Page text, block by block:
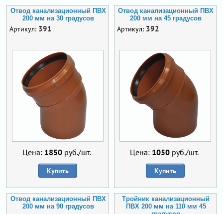
Отвод канализационный ПВХ
200 мм на 30 градусов
Артикул: 391
Цена: 1850руб./шт.
Купить
Отвод канализационный ПВХ
200 мм на 45 градусов
Артикул: 392
Цена: 1050руб./шт.
Купить
Отвод канализационный ПВХ
200 мм на 90 градусов
Тройник канализационный
ПВХ 200 мм на 110 мм 45